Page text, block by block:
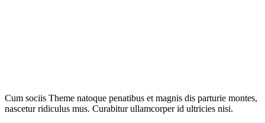
Cum sociis Theme natoque penatibus et magnis dis parturie montes,
nascetur ridiculus mus. Curabitur ullamcorper id ultricies nisi.